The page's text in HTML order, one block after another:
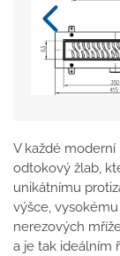
V každé
odtokový žlab,
unikátnímu
výšce,
nerezových
a je tak ideálním